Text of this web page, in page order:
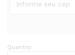
SESC
Quantity: